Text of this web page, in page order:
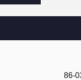
86-